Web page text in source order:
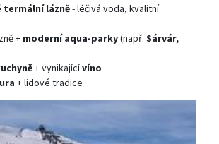
termální lázně- léčivá voda, kvalitní
+ moderní aqua-parky(např. Sárvár,
+ vynikajícívíno
+ lidové tradice
(např.Hévíz - největší termální
prosportování